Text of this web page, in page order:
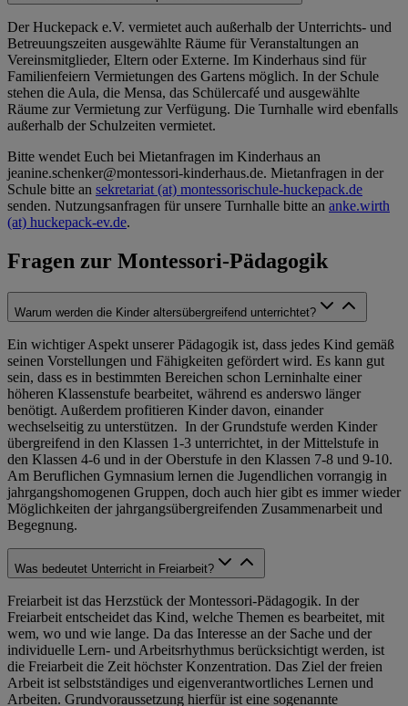
Der Huckepack e.V. vermietet auch außerhalb der Unterrichts- und
Betreuungszeiten ausgewählte Räume für Veranstaltungen an
Vereinsmitglieder, Eltern oder Externe. Im Kinderhaus sind für
Familienfeiern Vermietungen des Gartens möglich. In der Schule
stehen die Aula, die Mensa, das Schülercafé und ausgewählte
Räume zur Vermietung zur Verfügung. Die Turnhalle wird ebenfalls
außerhalb der Schulzeiten vermietet.
Bitte wendet Euch bei Mietanfragen im Kinderhaus an
jeanine.schenker@montessori-kinderhaus.de. Mietanfragen in der
Schule bitte an sekretariat (at) montessorischule-huckepack.de
senden. Nutzungsanfragen für unsere Turnhalle bitte an anke.wirth
(at) huckepack-ev.de.
Fragen zur Montessori-Pädagogik
Warum werden die Kinder altersübergreifend unterrichtet?
Ein wichtiger Aspekt unserer Pädagogik ist, dass jedes Kind gemäß
seinen Vorstellungen und Fähigkeiten gefördert wird. Es kann gut
sein, dass es in bestimmten Bereichen schon Lerninhalte einer
höheren Klassenstufe bearbeitet, während es anderswo länger
benötigt. Außerdem profitieren Kinder davon, einander
wechselseitig zu unterstützen. In der Grundstufe werden Kinder
übergreifend in den Klassen 1-3 unterrichtet, in der Mittelstufe in
den Klassen 4-6 und in der Oberstufe in den Klassen 7-8 und 9-10.
Am Beruflichen Gymnasium lernen die Jugendlichen vorrangig in
jahrgangshomogenen Gruppen, doch auch hier gibt es immer wieder
Möglichkeiten der jahrgangsübergreifenden Zusammenarbeit und
Begegnung.
Was bedeutet Unterricht in Freiarbeit?
Freiarbeit ist das Herzstück der Montessori-Pädagogik. In der
Freiarbeit entscheidet das Kind, welche Themen es bearbeitet, mit
wem, wo und wie lange. Da das Interesse an der Sache und der
individuelle Lern- und Arbeitsrhythmus berücksichtigt werden, ist
die Freiarbeit die Zeit höchster Konzentration. Das Ziel der freien
Arbeit ist selbstständiges und eigenverantwortliches Lernen und
Arbeiten. Grundvoraussetzung hierfür ist eine sogenannte